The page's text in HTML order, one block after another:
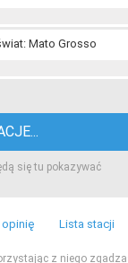
Mato Grosso
się tu pokazywać
Lista stacji
z niego